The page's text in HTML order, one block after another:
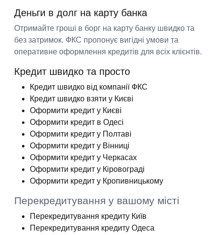
Деньги в долг на карту банка
Отримайте гроші в борг на карту банку швидко та
без затримок. ФКС пропонує вигідні умови та
оперативне оформлення кредитів для всіх клієнтів.
Кредит швидко та просто
Кредит швидко від компанії ФКС
Кредит швидко взяти у Києві
Оформити кредит у Києві
Оформити кредит в Одесі
Оформити кредит у Полтаві
Оформити кредит у Вінниці
Оформити кредит у Черкасах
Оформити кредит у Кіровограді
Оформити кредит у Кропивницькому
Перекредитування у вашому місті
Перекредитування кредиту Київ
Перекредитування кредиту Одеса